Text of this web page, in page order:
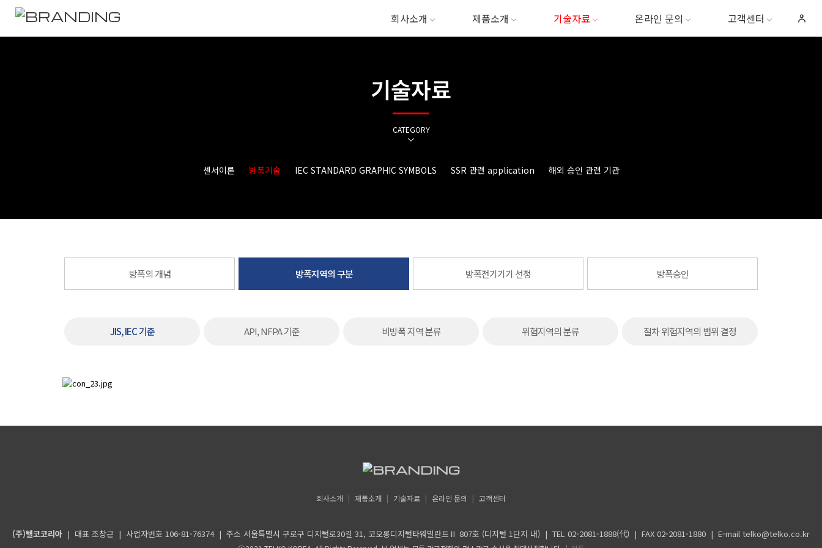
회사소개 제품소개 기술자료 온라인 문의 고객센터
기술자료
CATEGORY
센서이론 방폭기술 IEC STANDARD GRAPHIC SYMBOLS SSR 관련 application 해외 승인 관련 기관
방폭의 개념 방폭지역의 구분 방폭전기기기 선정 방폭승인
JIS, IEC 기준 API, NFPA 기준 비방폭 지역 분류 위험지역의 분류 절차 위험지역의 범위 결정
회사소개 제품소개 기술자료 온라인 문의 고객센터
(주)텔코코리아 | 대표 조창근 | 사업자번호 106-81-76374 | 주소 서울특별시 구로구 디지털로30길 31, 코오롱디지털타워빌란트Ⅱ 807호 (디지털 1단지 내) | TEL 02-2081-1888(代) | FAX 02-2081-1880 | E-mail telko@telko.co.kr